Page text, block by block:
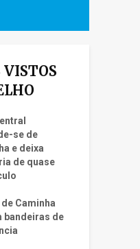
se de
e deixa
de quase
Caminha
bandeiras de